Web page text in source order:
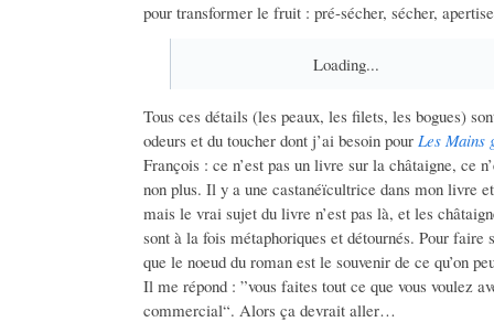
pour transformer le fruit : pré-sécher, sécher,
Loading...
Tous ces détails (les peaux, les filets, les bogues)
odeurs et du toucher dont j’ai besoin pour Les Mains
François : ce n’est pas un livre sur la châtaigne, ce
non plus. Il y a une castanéïcultrice dans mon livre
mais le vrai sujet du livre n’est pas là, et les
sont à la fois métaphoriques et détournés. Pour
que le noeud du roman est le souvenir de ce qu’on
Il me répond : ”vous faites tout ce que vous voulez
commercial“. Alors ça devrait aller…